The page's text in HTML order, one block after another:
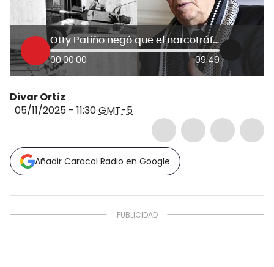
Otty Patiño negó que el narcotráfico haya financiado al M-19 para tomarse el Palacio de Justicia
00:00:00 09:49
Divar Ortiz
05/11/2025 - 11:30GMT-5
Añadir Caracol Radio en Google